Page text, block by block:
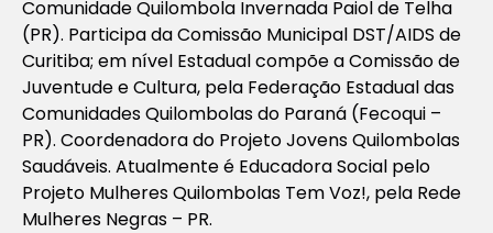
Comunidade Quilombola Invernada Paiol de Telha
(PR). Participa da Comissão Municipal DST/AIDS de
Curitiba; em nível Estadual compõe a Comissão de
Juventude e Cultura, pela Federação Estadual das
Comunidades Quilombolas do Paraná (Fecoqui –
PR). Coordenadora do Projeto Jovens Quilombolas
Saudáveis. Atualmente é Educadora Social pelo
Projeto Mulheres Quilombolas Tem Voz!, pela Rede
Mulheres Negras – PR.